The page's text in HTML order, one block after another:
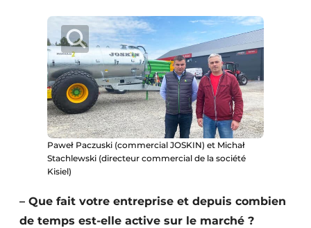
Façades
Géotextiles
Infrastructures souterraines et égouttage
Protection solaire
Rénovation
Sécurité incendie
Software
Paweł Paczuski (commercial JOSKIN) et Michał
Stachlewski (directeur commercial de la société
Kisiel)
– Que fait votre entreprise et depuis combien
de temps est-elle active sur le marché ?